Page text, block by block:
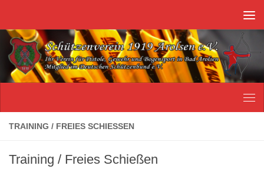
TRAINING / FREIES SCHIESSEN
Training / Freies Schießen